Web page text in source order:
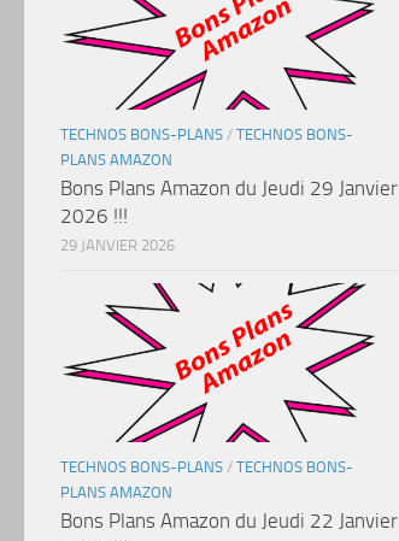
TECHNOS BONS-PLANS / TECHNOS BONS-
PLANS AMAZON
Bons Plans Amazon du Jeudi 29 Janvier
2026 !!!
29 JANVIER 2026
TECHNOS BONS-PLANS / TECHNOS BONS-
PLANS AMAZON
Bons Plans Amazon du Jeudi 22 Janvier